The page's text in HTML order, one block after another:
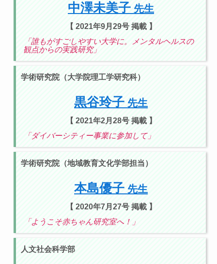
中澤未美子 先生
【 2021年9月29号 掲載 】
「誰もがすごしやすい大学に。メンタルヘルスの
観点からの実践研究」
学術研究院（大学院理工学研究科）
黒谷玲子 先生
【 2021年2月28号 掲載 】
「ダイバーシティー事業に参加して」
学術研究院（地域教育文化学部担当）
本島優子 先生
【 2020年7月27号 掲載 】
「ようこそ赤ちゃん研究室へ！」
人文社会科学部